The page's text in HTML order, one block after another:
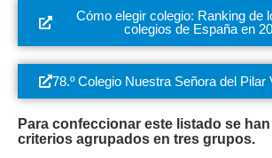
Cómo elegir colegio: Ranking de
colegios de España en
78.º Colegio Nuestra Señora del Pilar
Para confeccionar este listado se
criterios agrupados en tres grupos.